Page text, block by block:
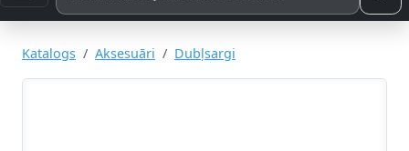
Katalogs Aksesuāri Dubļsargi